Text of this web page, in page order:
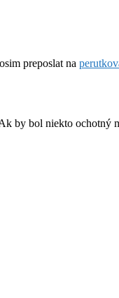
preposlat na
by bol niekto ochotný